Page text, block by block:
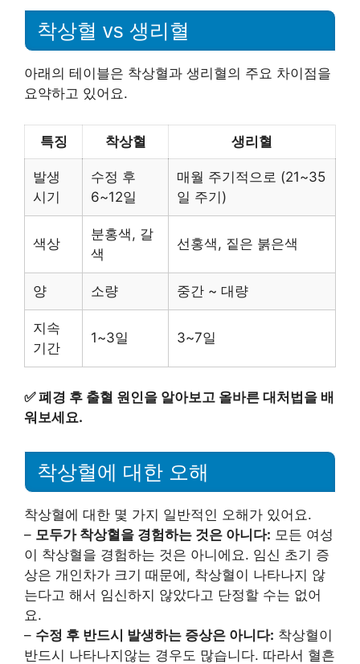
착상혈 vs 생리혈
아래의 테이블은 착상혈과 생리혈의 주요 차이점을
요약하고 있어요.
특징 착상혈 생리혈
발생
시기
수정 후
6~12일
매월 주기적으로 (21~35
일 주기)
색상
분홍색, 갈
색
선홍색, 짙은 붉은색
양 소량 중간 ~ 대량
지속
기간
1~3일 3~7일
✅폐경 후 출혈 원인을 알아보고 올바른 대처법을 배
워보세요.
착상혈에 대한 오해
착상혈에 대한 몇 가지 일반적인 오해가 있어요.
– 모두가 착상혈을 경험하는 것은 아니다: 모든 여성
이 착상혈을 경험하는 것은 아니에요. 임신 초기 증
상은 개인차가 크기 때문에, 착상혈이 나타나지 않
는다고 해서 임신하지 않았다고 단정할 수는 없어
요.
– 수정 후 반드시 발생하는 증상은 아니다: 착상혈이
반드시 나타나지않는 경우도 많습니다. 따라서 혈흔